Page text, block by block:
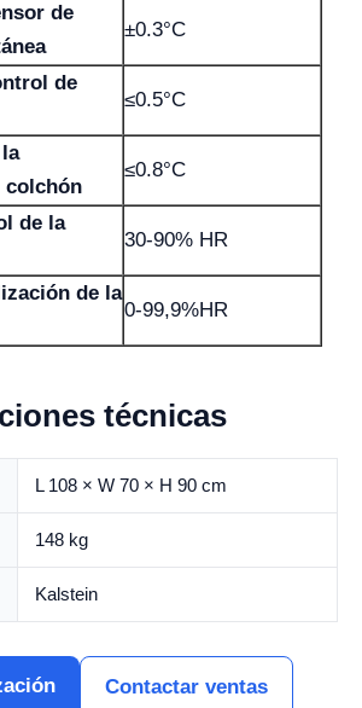
de
±0.3°C
de
≤0.5°C
colchón
≤0.8°C
de la
30-90% HR
de la
0-99,9%HR
técnicas
L 108 × W 70 × H 90 cm
148 kg
Kalstein
Contactar ventas